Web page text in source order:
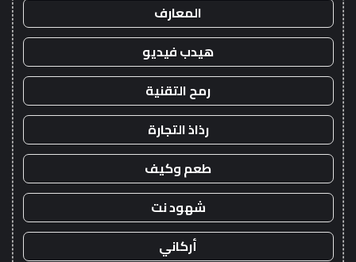
المعارف
هيدب فيديو
رمح التقنية
رذاذ التجارة
طعم وكيف
شهود نت
أركاني